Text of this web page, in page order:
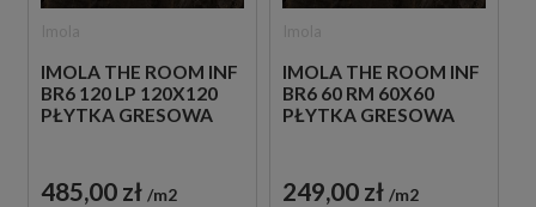
IMOLA THE ROOM INF
BR6 120 LP 120X120
PŁYTKA GRESOWA
485,00 zł m2
IMOLA THE ROOM INF
BR6 60 RM 60X60
PŁYTKA GRESOWA
249,00 zł m2